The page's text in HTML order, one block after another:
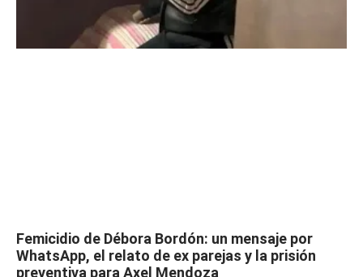
Femicidio de Débora Bordón: un mensaje por
WhatsApp, el relato de ex parejas y la prisión
preventiva para Axel Mendoza